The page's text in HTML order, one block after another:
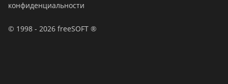
конфиденциальности
© 1998 - 2026 freeSOFT ®